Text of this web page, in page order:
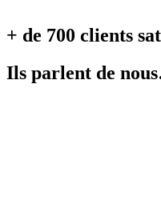
+ de 700 clients
Ils parlent de